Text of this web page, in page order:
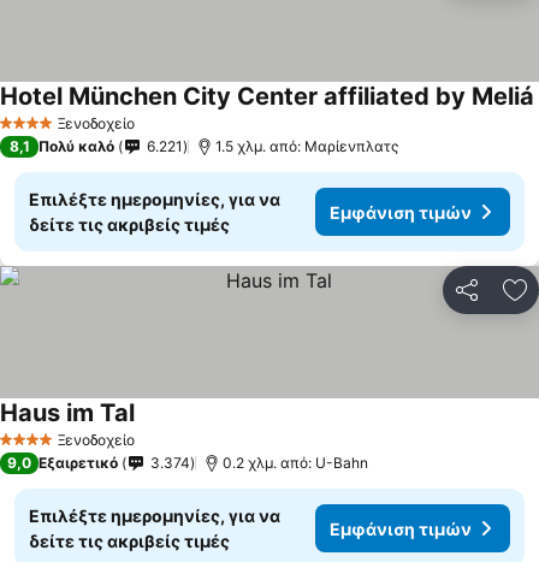
4 ΑστέριαΞενοδοχείο
Hotel München City Center affiliated by Meliá
8,1 Πολύ καλό 6.221 1.5 χλμ. από: Μαρίενπλατς
Επιλέξτε ημερομηνίες, για να
δείτε τις ακριβείς τιμές
Εμφάνιση τιμών
4 ΑστέριαΞενοδοχείο
Haus im Tal
9,0 Εξαιρετικό 3.374 0.2 χλμ. από: U-Bahn
Επιλέξτε ημερομηνίες, για να
δείτε τις ακριβείς τιμές
Εμφάνιση τιμών